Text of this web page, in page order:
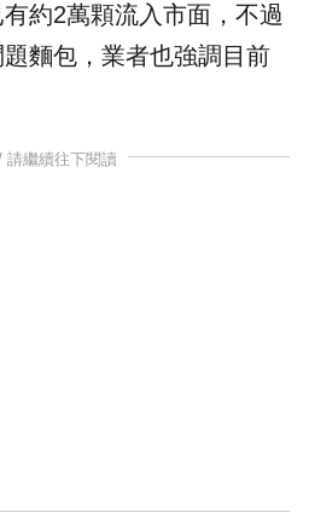
約2萬顆流入市面，不過
麵包，業者也強調目前
請繼續往下閱讀